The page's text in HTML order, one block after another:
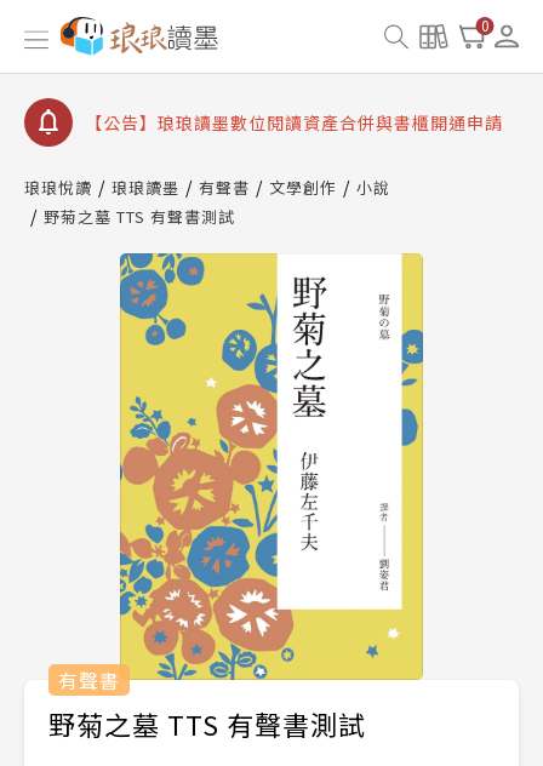
0
【公告】因 Readmoo 讀墨系統維護中，本站同步暫
停部分閱讀服務
【公告】琅琅讀墨數位閱讀資產合併與書櫃開通申請
【公告】琅琅讀墨書櫃開通常見問題
請圖文教學
【公告】琅琅書店服務升級重要說明及資產合併結果
【公告】因 Readmoo 讀墨系統維護中，本站同步暫
停部分閱讀服務
琅琅悅讀 琅琅讀墨 有聲書 文學創作
小說
野菊之墓 TTS 有聲書測試
有聲書
野菊之墓 TTS 有聲書測試